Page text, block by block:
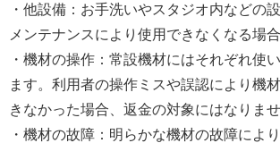
・他設備：お手洗いやスタジオ内などの
メンテナンスにより使用できなくなる場
・機材の操作：常設機材にはそれぞれ使
ます。利用者の操作ミスや誤認により機
きなかった場合、返金の対象にはなりませ
・機材の故障：明らかな機材の故障によ